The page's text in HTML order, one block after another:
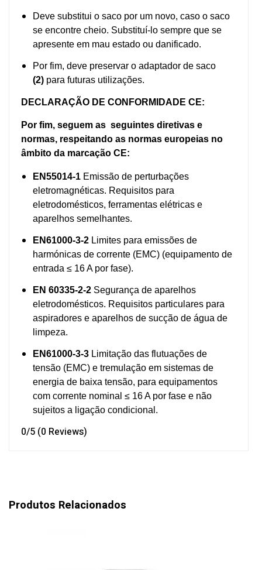
Deve substitui o saco por um novo, caso o saco
se encontre cheio. Substituí-lo sempre que se
apresente em mau estado ou danificado.
Por fim, deve preservar o adaptador de saco
(2) para futuras utilizações.
DECLARAÇÃO DE CONFORMIDADE CE:
Por fim, seguem as seguintes diretivas e
normas, respeitando as normas europeias no
âmbito da marcação CE:
EN55014-1 Emissão de perturbações
eletromagnéticas. Requisitos para
eletrodomésticos, ferramentas elétricas e
aparelhos semelhantes.
EN61000-3-2 Limites para emissões de
harmónicas de corrente (EMC) (equipamento de
entrada ≤ 16 A por fase).
EN 60335-2-2 Segurança de aparelhos
eletrodomésticos. Requisitos particulares para
aspiradores e aparelhos de sucção de água de
limpeza.
EN61000-3-3 Limitação das flutuações de
tensão (EMC) e tremulação em sistemas de
energia de baixa tensão, para equipamentos
com corrente nominal ≤ 16 A por fase e não
sujeitos a ligação condicional.
0/5 (0 Reviews)
Produtos Relacionados